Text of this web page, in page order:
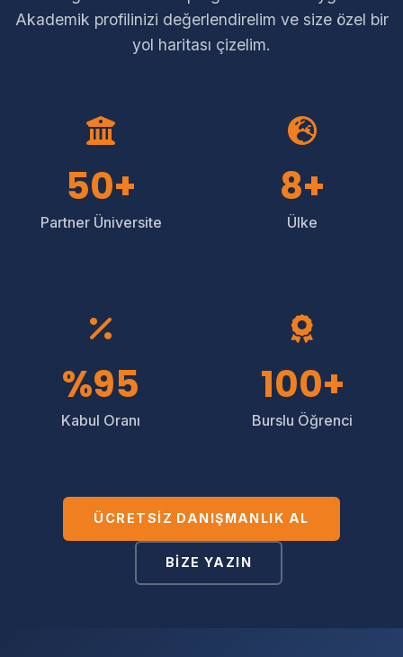
Akademik profilinizi değerlendirelim ve size özel bir
yol haritası çizelim.
50+
Partner Üniversite
8+
Ülke
%95
Kabul Oranı
100+
Burslu Öğrenci
ÜCRETSIZ DANIŞMANLIK AL
BIZE YAZIN